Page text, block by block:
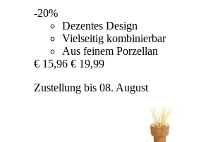
-20%
Dezentes Design
Vielseitig kombinierbar
Aus feinem Porzellan
€ 15,96 € 19,99
Zustellung bis 08. August